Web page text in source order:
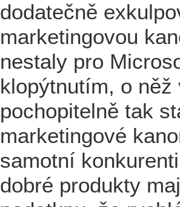
dodatečně
marketingovou
nestaly pro
klopýtnutím, o
pochopitelně tak
marketingové
samotní
dobré produkty